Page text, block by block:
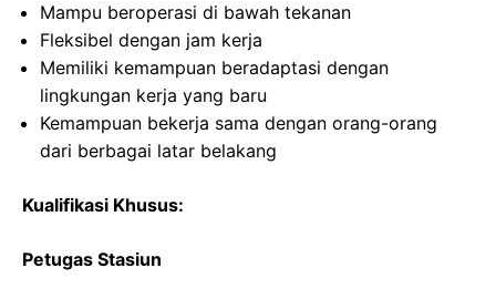
Mampu beroperasi di bawah tekanan
Fleksibel dengan jam kerja
Memiliki kemampuan beradaptasi dengan
lingkungan kerja yang baru
Kemampuan bekerja sama dengan orang-orang
dari berbagai latar belakang
Kualifikasi Khusus:
Petugas Stasiun